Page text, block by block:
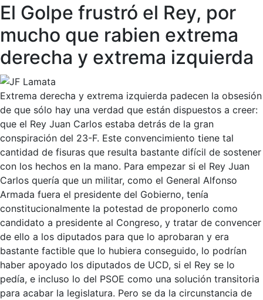
El Golpe frustró el Rey, por
mucho que rabien extrema
derecha y extrema izquierda
Extrema derecha y extrema izquierda padecen la obsesión
de que sólo hay una verdad que están dispuestos a creer:
que el Rey Juan Carlos estaba detrás de la gran
conspiración del 23-F. Este convencimiento tiene tal
cantidad de fisuras que resulta bastante difícil de sostener
con los hechos en la mano. Para empezar si el Rey Juan
Carlos quería que un militar, como el General Alfonso
Armada fuera el presidente del Gobierno, tenía
constitucionalmente la potestad de proponerlo como
candidato a presidente al Congreso, y tratar de convencer
de ello a los diputados para que lo aprobaran y era
bastante factible que lo hubiera conseguido, lo podrían
haber apoyado los diputados de UCD, si el Rey se lo
pedía, e incluso lo del PSOE como una solución transitoria
para acabar la legislatura. Pero se da la circunstancia de